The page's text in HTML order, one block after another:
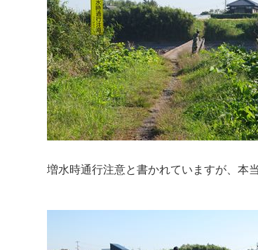
増水時通行注意と書かれていますが、本